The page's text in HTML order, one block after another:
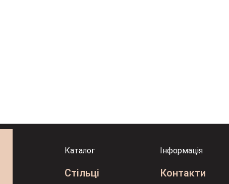
Каталог
Стільці
Інформація
Контакти